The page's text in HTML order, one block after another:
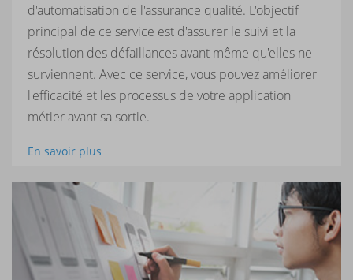
d'automatisation de l'assurance qualité. L'objectif
principal de ce service est d'assurer le suivi et la
résolution des défaillances avant même qu'elles ne
surviennent. Avec ce service, vous pouvez améliorer
l'efficacité et les processus de votre application
métier avant sa sortie.
En savoir plus